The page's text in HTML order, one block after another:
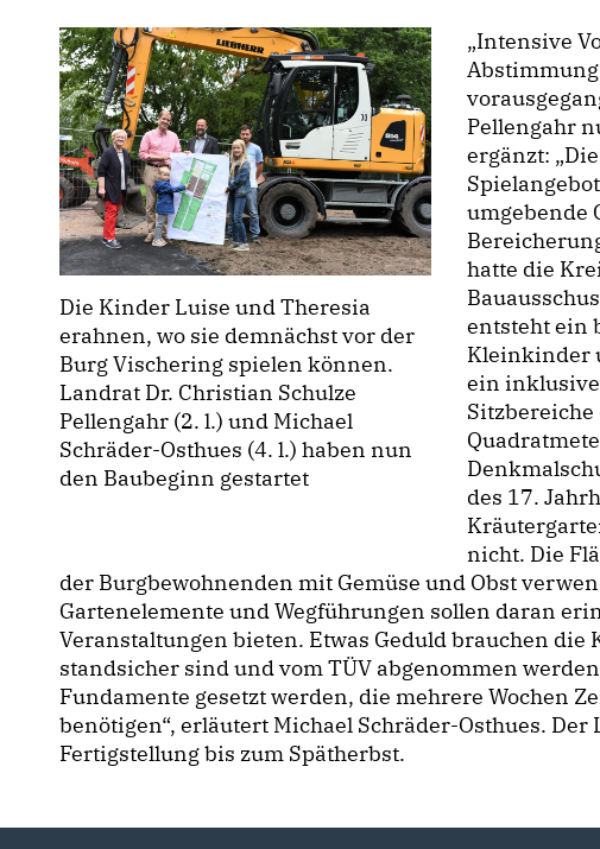
Die Kinder Luise und Theresia
erahnen, wo sie demnächst vor der
Burg Vischering spielen können.
Landrat Dr. Christian Schulze
Pellengahr (2. l.) und Michael
Schräder-Osthues (4. l.) haben nun
den Baubeginn gestartet
Intensive
Pellengahr
ergänzt:
umgebende
hatte die
entsteht ein
Kleinkinder
ein
Sitzbereiche
des 17.
nicht. Die
der Burgbewohnenden mit Gemüse und Obst
Gartenelemente und Wegführungen sollen daran
Veranstaltungen bieten. Etwas Geduld brauchen die
standsicher sind und vom TÜV abgenommen
Fundamente gesetzt werden, die mehrere Wochen
benötigen“, erläutert Michael Schräder-Osthues.
Fertigstellung bis zum Spätherbst.